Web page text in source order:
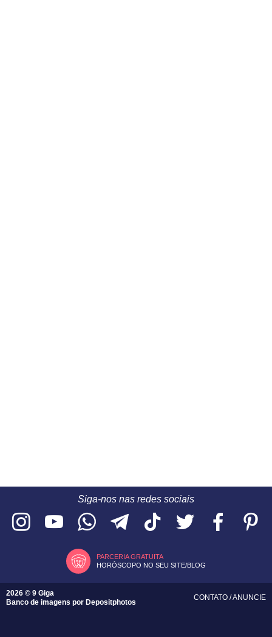
Siga-nos nas redes sociais
PARCERIA GRATUITA
HORÓSCOPO NO SEU SITE/BLOG
2026 © 9 Giga
Banco de imagens por Depositphotos
CONTATO /ANUNCIE